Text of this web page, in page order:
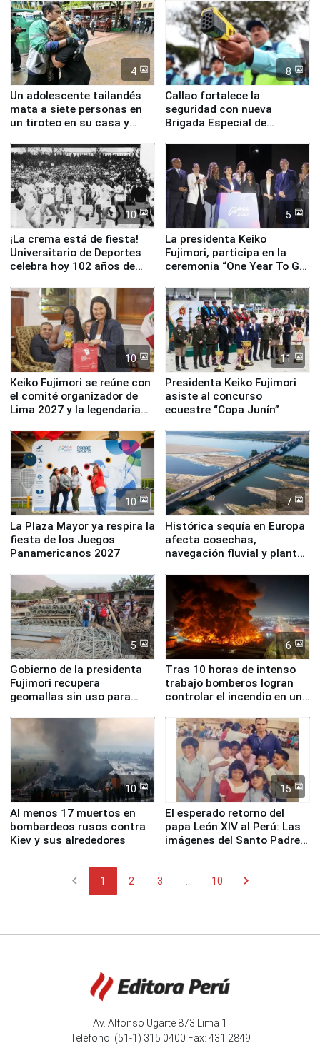
4
Un adolescente tailandés
mata a siete personas en
un tiroteo en su casa y
8
Callao fortalece la
seguridad con nueva
Brigada Especial de
equipamiento para
Serenazgo
10
¡La crema está de fiesta!
Universitario de Deportes
celebra hoy 102 años de
5
La presidenta Keiko
Fujimori, participa en la
ceremonia “One Year To Go
10
Keiko Fujimori se reúne con
el comité organizador de
Lima 2027 y la legendaria
11
Presidenta Keiko Fujimori
asiste al concurso
ecuestre “Copa Junín”
10
La Plaza Mayor ya respira la
fiesta de los Juegos
Panamericanos 2027
7
Histórica sequía en Europa
afecta cosechas,
navegación fluvial y plantas
5
Gobierno de la presidenta
Fujimori recupera
geomallas sin uso para
Fenómeno El Niño
6
Tras 10 horas de intenso
trabajo bomberos logran
controlar el incendio en una
de Chile
10
Al menos 17 muertos en
bombardeos rusos contra
Kiev y sus alrededores
15
El esperado retorno del
papa León XIV al Perú: Las
imágenes del Santo Padre
chevron_left 1 2 3 10 chevron_right
Av. Alfonso Ugarte 873 Lima 1
Teléfono: (51-1) 315 0400 Fax: 431 2849